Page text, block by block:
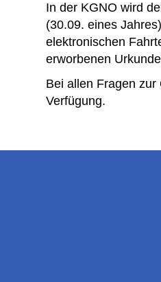
In der KGNO wird
(30.09. eines
elektronischen
erworbenen
Bei allen Fragen
Verfügung.